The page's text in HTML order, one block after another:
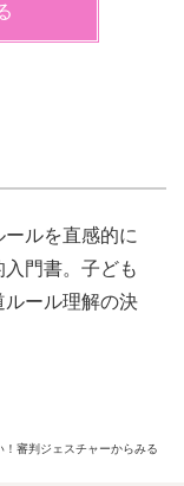
！審判ジェスチャーからみる
ルを直感的に
門書。子ども
ール理解の決